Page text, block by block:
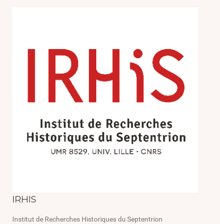
IRHIS
Institut de Recherches Historiques du Septentrion